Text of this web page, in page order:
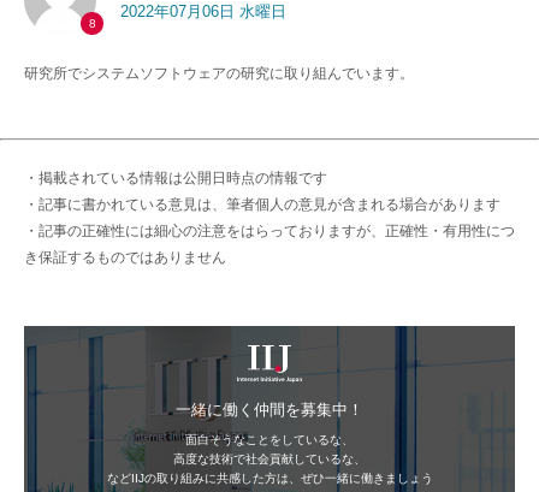
8
2022年07月06日 水曜日
研究所でシステムソフトウェアの研究に取り組んでいます。
・掲載されている情報は公開日時点の情報です
・記事に書かれている意見は、筆者個人の意見が含まれる場合があります
・記事の正確性には細心の注意をはらっておりますが、正確性・有用性につ
き保証するものではありません
IIJ
一緒に働く仲間を募集中！
面白そうなことをしているな、
高度な技術で社会貢献しているな、
などIIJの取り組みに共感した方は、ぜひ一緒に働きましょう